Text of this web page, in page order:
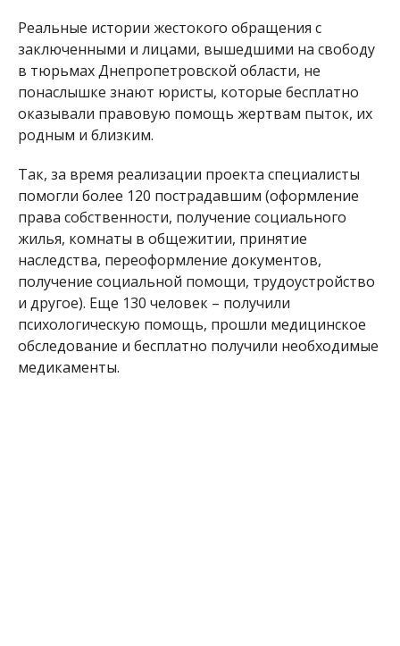
Реальные истории жестокого обращения с
заключенными и лицами, вышедшими на свободу
в тюрьмах Днепропетровской области, не
понаслышке знают юристы, которые бесплатно
оказывали правовую помощь жертвам пыток, их
родным и близким.
Так, за время реализации проекта специалисты
помогли более 120 пострадавшим (оформление
права собственности, получение социального
жилья, комнаты в общежитии, принятие
наследства, переоформление документов,
получение социальной помощи, трудоустройство
и другое). Еще 130 человек – получили
психологическую помощь, прошли медицинское
обследование и бесплатно получили необходимые
медикаменты.